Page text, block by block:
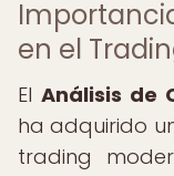
en el
El Análisis de
ha adquirido
trading